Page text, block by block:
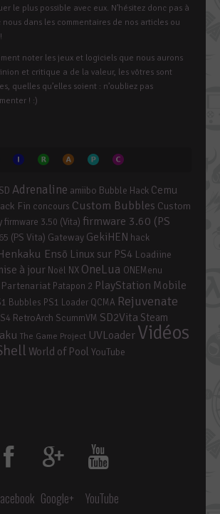
le plus possible avec eux. N’hésitez donc pas à
dans les commentaires de nos articles ou
noter les jeux et logiciels que nous aurons
et critique a de la valeur, les vôtres sont
quelles qu’elles soient : n’oubliez pas
! :)
Adrenaline amiibo Bubble Hack Cemu
Fin concours Custom Bubbles Custom
firmware 3.50 (Vita) firmware 3.60 (PS
(PS Vita) Gateway GekiHEN hack
Ensō Linux sur PS4 Loadiine
à jour Noël NX OneLua ONEMenu
Partenariat Patapon 2 PlayStation Mobile
Bubbles PS1 Loader QCMA Rejuvenate
RetroArch ScummVM SD2Vita Steam
The Game Project UVLoader Vidéos
World of Pool YouTube
Google+ YouTube